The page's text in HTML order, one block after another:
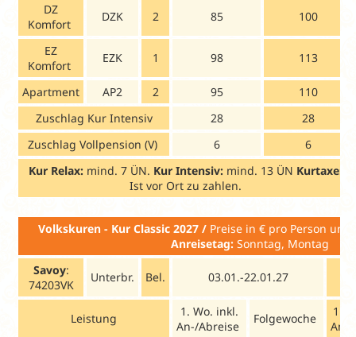
DZ
Komfort
DZK 2 85 100
EZ
Komfort
EZK 1 98 113
Apartment AP2 2 95
110
Zuschlag Kur Intensiv
28
28
Zuschlag Vollpension (V)
6
6
Kur Relax:mind. 7 ÜN. Kur Intensiv: mind. 13 ÜN Kurtaxe:
Ist vor Ort zu zahlen.
Volkskuren - Kur Classic 2027 / Preise in € pro Person
Anreisetag:Sonntag, Montag
Savoy:
74203VK
Unterbr. Bel. 03.01.-22.01.27
Leistung
1. Wo. inkl.
An-/Abreise
Folgewoche
1.
An-/